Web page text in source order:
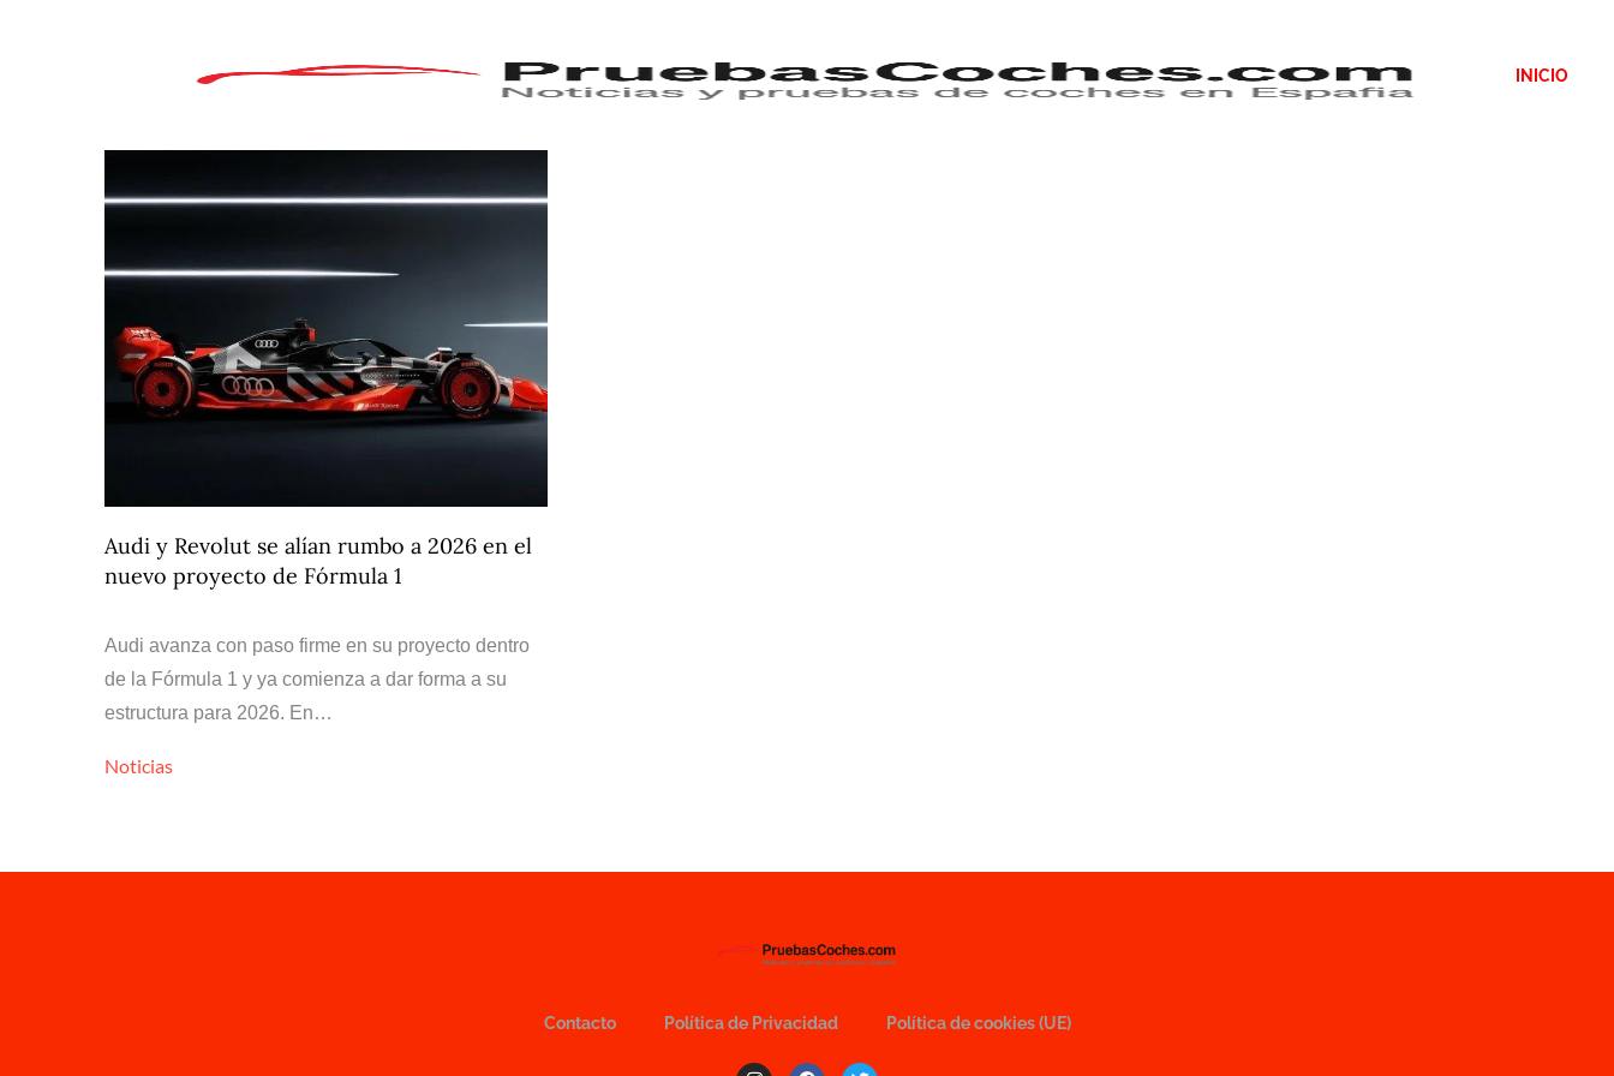
INICIO
Audi y Revolut se alían rumbo a 2026 en el
nuevo proyecto de Fórmula 1
Audi avanza con paso firme en su proyecto dentro
de la Fórmula 1 y ya comienza a dar forma a su
estructura para 2026. En…
Noticias
Contacto Política de Privacidad Política de cookies (UE)